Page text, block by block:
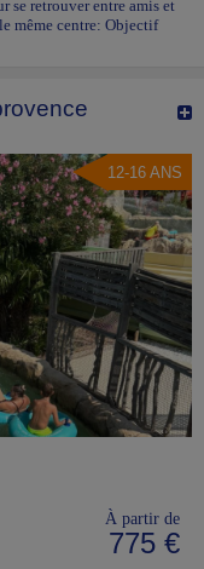
se retrouver entre amis et
même centre: Objectif
12-16 ANS
À partir de
775 €